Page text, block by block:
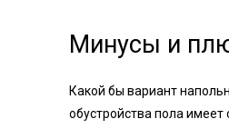
Минусы и
Какой бы вариант
обустройства пола